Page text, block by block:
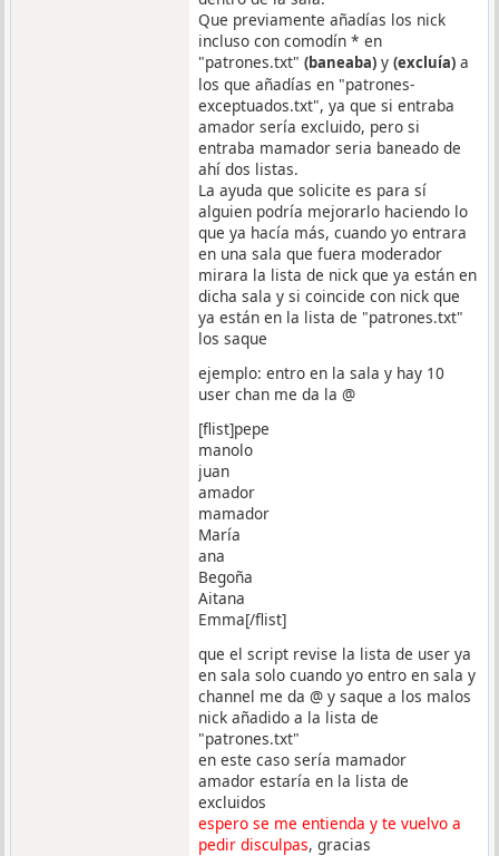
Que previamente añadías los nick
incluso con comodín * en
"patrones.txt"(baneaba) y(excluía) a
los que añadías en "patrones-
exceptuados.txt", ya que si entraba
amador sería excluido, pero si
entraba mamador seria baneado de
ahí dos listas.
La ayuda que solicite es para sí
alguien podría mejorarlo haciendo lo
que ya hacía más, cuando yo entrara
en una sala que fuera moderador
mirara la lista de nick que ya están en
dicha sala y si coincide con nick que
ya están en la lista de "patrones.txt"
los saque
ejemplo: entro en la sala y hay 10
user chan me da la @
[flist]pepe
manolo
juan
amador
mamador
María
ana
Begoña
Aitana
Emma[/flist]
que el script revise la lista de user ya
en sala solo cuando yo entro en sala y
channel me da @ y saque a los malos
nick añadido a la lista de
"patrones.txt"
en este caso sería mamador
amador estaría en la lista de
excluidos
espero se me entienda y te vuelvo a
pedir disculpas, gracias